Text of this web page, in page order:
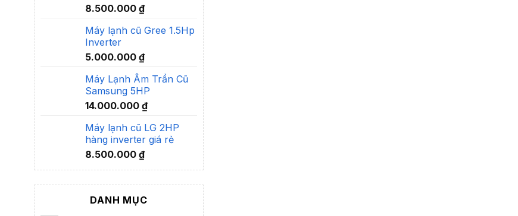
8.500.000 ₫
Máy lạnh cũ Gree 1.5Hp
Inverter
5.000.000 ₫
Máy Lạnh Âm Trần Cũ
Samsung 5HP
14.000.000 ₫
Máy lạnh cũ LG 2HP
hàng inverter giá rẻ
8.500.000 ₫
DANH MỤC